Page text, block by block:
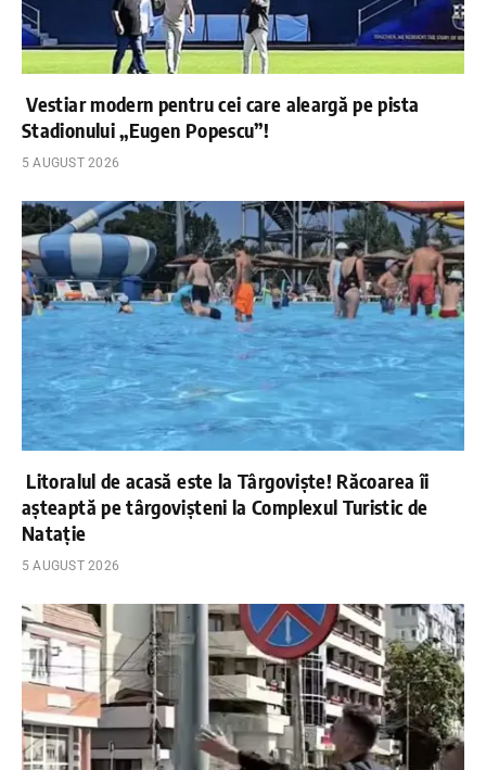
Vestiar modern pentru cei care aleargă pe pista
Stadionului „Eugen Popescu”!
5 AUGUST 2026
Litoralul de acasă este la Târgoviște! Răcoarea îi
așteaptă pe târgovișteni la Complexul Turistic de
Natație
5 AUGUST 2026